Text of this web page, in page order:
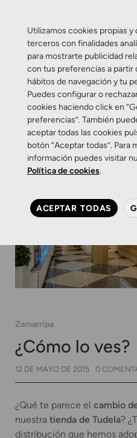
Zamarripa
¿Cómo lo ves?
12 DE MAYO DE 2015 0
¿Qué te parece el cambio
nuestra tienda de Tudela?
distribución que hemos
Utilizamos cookies propias y
terceros con finalidades
para mostrarte publicidad
con tus preferencias a partir
hábitos de navegación y tu
Puedes configurar o
cookies haciendo click en
preferencias”. También
aceptar todas las cookies
botón “Aceptar todas”. Para
información puedes visitar
Política de cookies.
ACEPTAR TODAS